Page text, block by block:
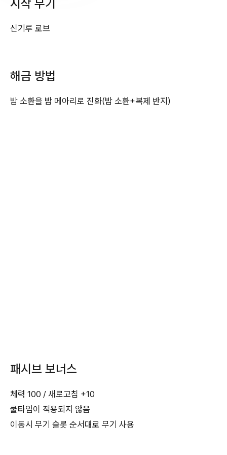
시작 무기
신기루 로브
해금 방법
밤 소환을 밤 메아리로 진화(밤 소환+복제 반지)
패시브 보너스
체력 100 / 새로고침 +10
쿨타임이 적용되지 않음
이동시 무기 슬롯 순서대로 무기 사용